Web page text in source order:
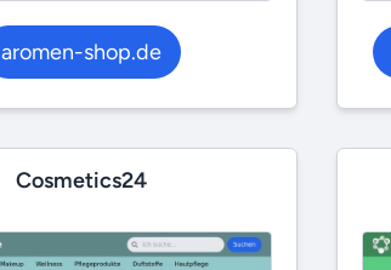
aromen-shop.de
Cosmetics24